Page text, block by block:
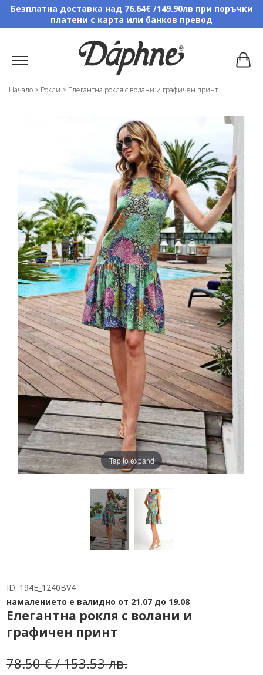
Безплатна доставка над 76.64€ /149.90лв при поръчки
платени с карта или банков превод
Начало > Рокли > Елегантна рокля с волани и графичен принт
Tap to expand
ID: 194E_1240BV4
намалението е валидно от 21.07 до 19.08
Елегантна рокля с волани и
графичен принт
78.50 € / 153.53 лв.